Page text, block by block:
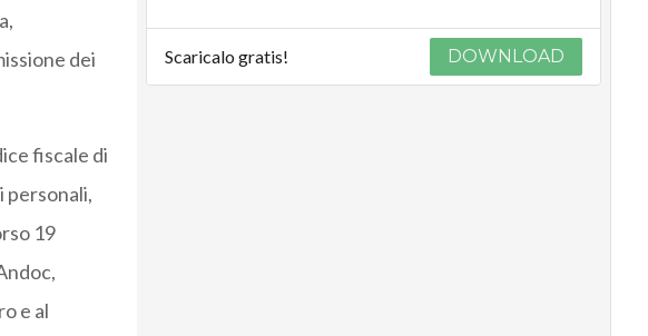
dei
fiscale di
personali,
19
e al
Scaricalo gratis! DOWNLOAD